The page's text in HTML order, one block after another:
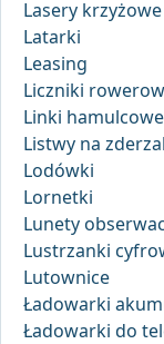
Lasery krzyżowe
Latarki
Leasing
Liczniki
Linki
Listwy na
Lodówki
Lornetki
Lunety
Lustrzanki
Lutownice
Ładowarki
Ładowarki do